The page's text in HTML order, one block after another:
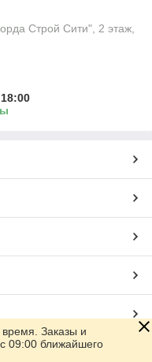
Строй Сити", 2 этаж,
Заказы и
09:00 ближайшего